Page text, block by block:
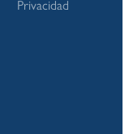
Privacidad